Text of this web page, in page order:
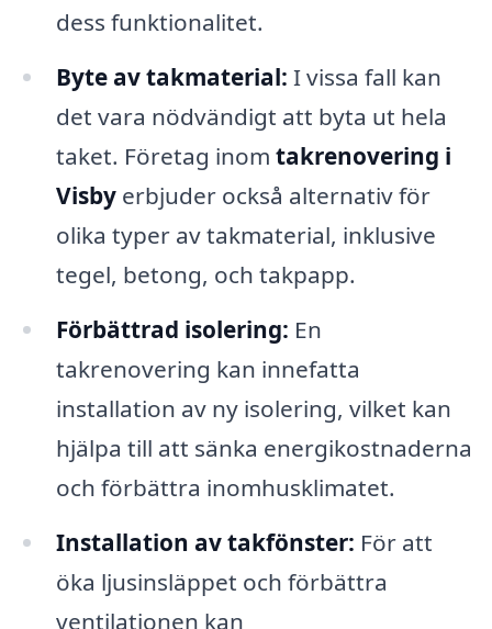
dess funktionalitet.
Byte av takmaterial: I vissa fall kan
det vara nödvändigt att byta ut hela
taket. Företag inom takrenovering i
Visbyerbjuder också alternativ för
olika typer av takmaterial, inklusive
tegel, betong, och takpapp.
Förbättrad isolering: En
takrenovering kan innefatta
installation av ny isolering, vilket kan
hjälpa till att sänka energikostnaderna
och förbättra inomhusklimatet.
Installation av takfönster: För att
öka ljusinsläppet och förbättra
ventilationen kan